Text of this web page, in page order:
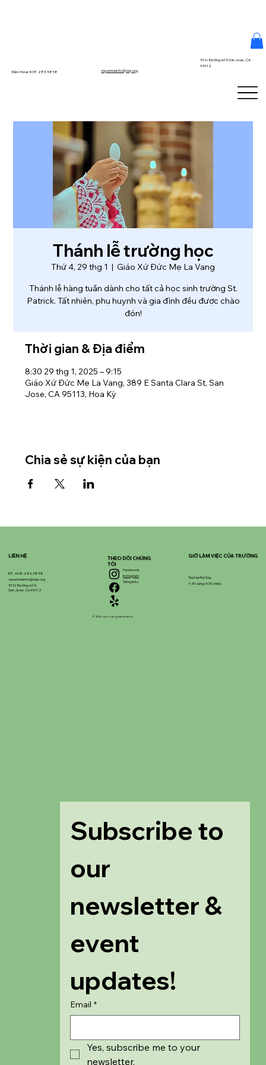
Điện thoại 408.283.5858 stpatrickinfo@dsj.org
51 N. Đường số 9 San Jose, CA
95112
Thánh lễ trường học
Thứ 4, 29 thg 1
  |
Giáo Xứ Đức Mẹ La Vang
Thánh lễ hàng tuần dành cho tất cả học sinh trường St.
Patrick. Tất nhiên, phụ huynh và gia đình đều được chào
đón!
Thời gian & Địa điểm
8:30 29 thg 1, 2025 – 9:15
Giáo Xứ Đức Mẹ La Vang, 389 E Santa Clara St, San
Jose, CA 95113, Hoa Kỳ
Chia sẻ sự kiện của bạn
LIÊN HỆ
ĐT: 408-283-5858
stpatrickinfo@dsj.org
51 N. Đường số 9,
San Jose, Ca 95112
Subscribe to
our
newsletter &
event
updates!
Email *
Yes, subscribe me to your
newsletter.
Facebook
Instagram
Tiếng kêu
THEO DÕI CHÚNG
TÔI
© 2025 của Trường Saint Patrick
GIỜ LÀM VIỆC CỦA TRƯỜNG
Thứ Hai-Thứ Sáu
7:30 sáng-3:30 chiều